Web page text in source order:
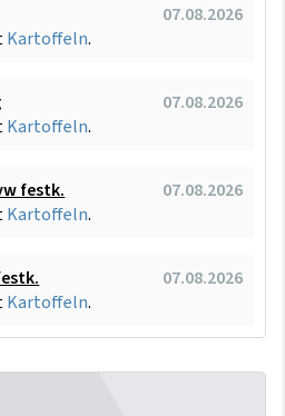
07.08.2026
Kartoffeln.
07.08.2026
Kartoffeln.
festk.
07.08.2026
Kartoffeln.
07.08.2026
Kartoffeln.